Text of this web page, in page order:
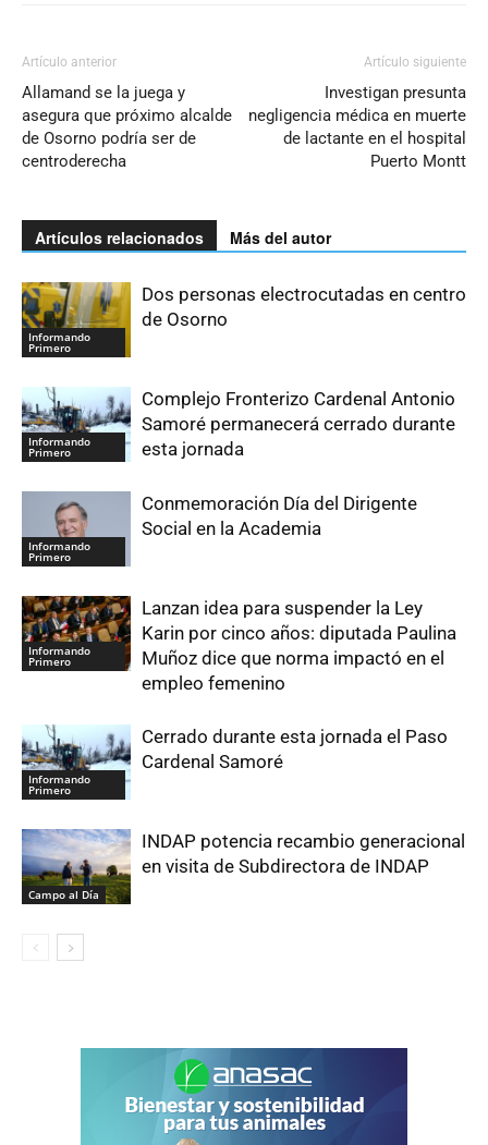
Artículo anterior
Allamand se la juega y
asegura que próximo alcalde
de Osorno podría ser de
centroderecha
Artículo siguiente
Investigan presunta
negligencia médica en muerte
de lactante en el hospital
Puerto Montt
Artículos relacionados Más del autor
Informando
Primero
Dos personas electrocutadas en centro
de Osorno
Informando
Primero
Complejo Fronterizo Cardenal Antonio
Samoré permanecerá cerrado durante
esta jornada
Informando
Primero
Conmemoración Día del Dirigente
Social en la Academia
Informando
Primero
Lanzan idea para suspender la Ley
Karin por cinco años: diputada Paulina
Muñoz dice que norma impactó en el
empleo femenino
Informando
Primero
Cerrado durante esta jornada el Paso
Cardenal Samoré
Campo al Día
INDAP potencia recambio generacional
en visita de Subdirectora de INDAP